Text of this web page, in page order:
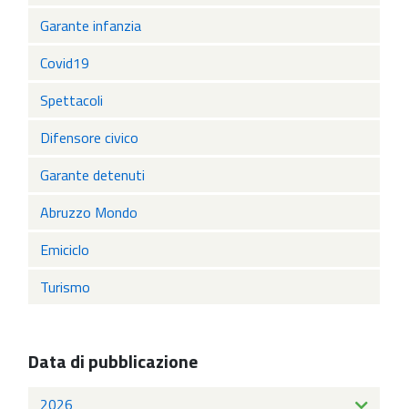
Garante infanzia
Covid19
Spettacoli
Difensore civico
Garante detenuti
Abruzzo Mondo
Emiciclo
Turismo
Data di pubblicazione
2026